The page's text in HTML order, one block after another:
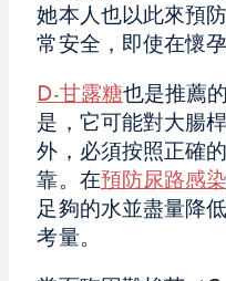
她本人也以此來預
常安全，即使在懷
D-甘露糖也是推薦
是，它可能對大腸
外，必須按照正確
靠。在預防尿路感染
足夠的水並盡量降
考量。